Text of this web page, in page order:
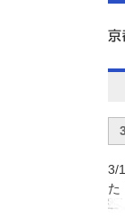
3/
た